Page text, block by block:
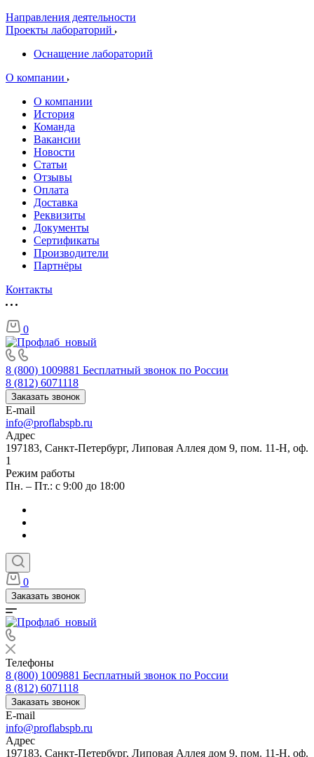
Направления деятельности
Проекты лабораторий
Оснащение лабораторий
О компании
О компании
История
Команда
Вакансии
Новости
Статьи
Отзывы
Оплата
Доставка
Реквизиты
Документы
Сертификаты
Производители
Партнёры
Контакты
0
8 (800) 1009881 Бесплатный звонок по России
8 (812) 6071118
Заказать звонок
E-mail
info@proflabspb.ru
Адрес
197183, Санкт-Петербург, Липовая Аллея дом 9, пом. 11-Н, оф.
1
Режим работы
Пн. – Пт.: с 9:00 до 18:00
0
Заказать звонок
Телефоны
8 (800) 1009881 Бесплатный звонок по России
8 (812) 6071118
Заказать звонок
E-mail
info@proflabspb.ru
Адрес
197183, Санкт-Петербург, Липовая Аллея дом 9, пом. 11-Н, оф.